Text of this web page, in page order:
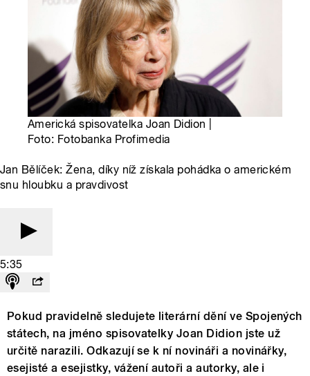
Americká spisovatelka Joan Didion |
Foto: Fotobanka Profimedia
Jan Bělíček: Žena, díky níž získala pohádka o americkém
snu hloubku a pravdivost
5:35
Pokud pravidelně sledujete literární dění ve Spojených
státech, na jméno spisovatelky Joan Didion jste už
určitě narazili. Odkazují se k ní novináři a novinářky,
esejisté a esejistky, vážení autoři a autorky, ale i